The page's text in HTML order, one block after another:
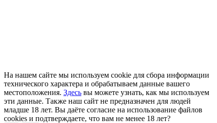
На нашем сайте мы используем cookie для сбора информации
технического характера и обрабатываем данные вашего
местоположения. Здесь вы можете узнать, как мы используем
эти данные. Также наш сайт не предназначен для людей
младше 18 лет. Вы даёте согласие на использование файлов
cookies и подтверждаете, что вам не менее 18 лет?